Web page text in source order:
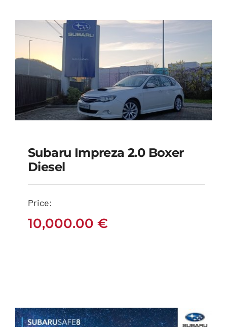
Subaru Impreza 2.0
Boxer Diesel
Subaru Impreza 2.0 Boxer
Diesel
Price:
10,000.00 €